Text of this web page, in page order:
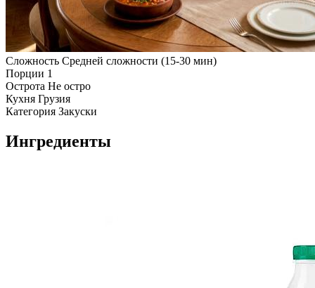
Сложность Средней сложности (15-30 мин)
Порции 1
Острота Не остро
Кухня Грузия
Категория Закуски
Ингредиенты